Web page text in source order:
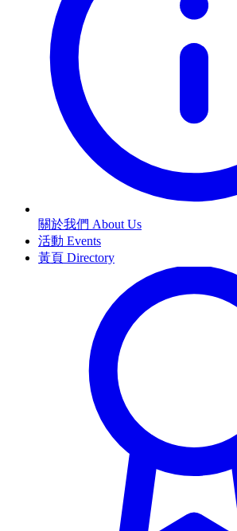
關於我們 About Us
活動 Events
黃頁 Directory